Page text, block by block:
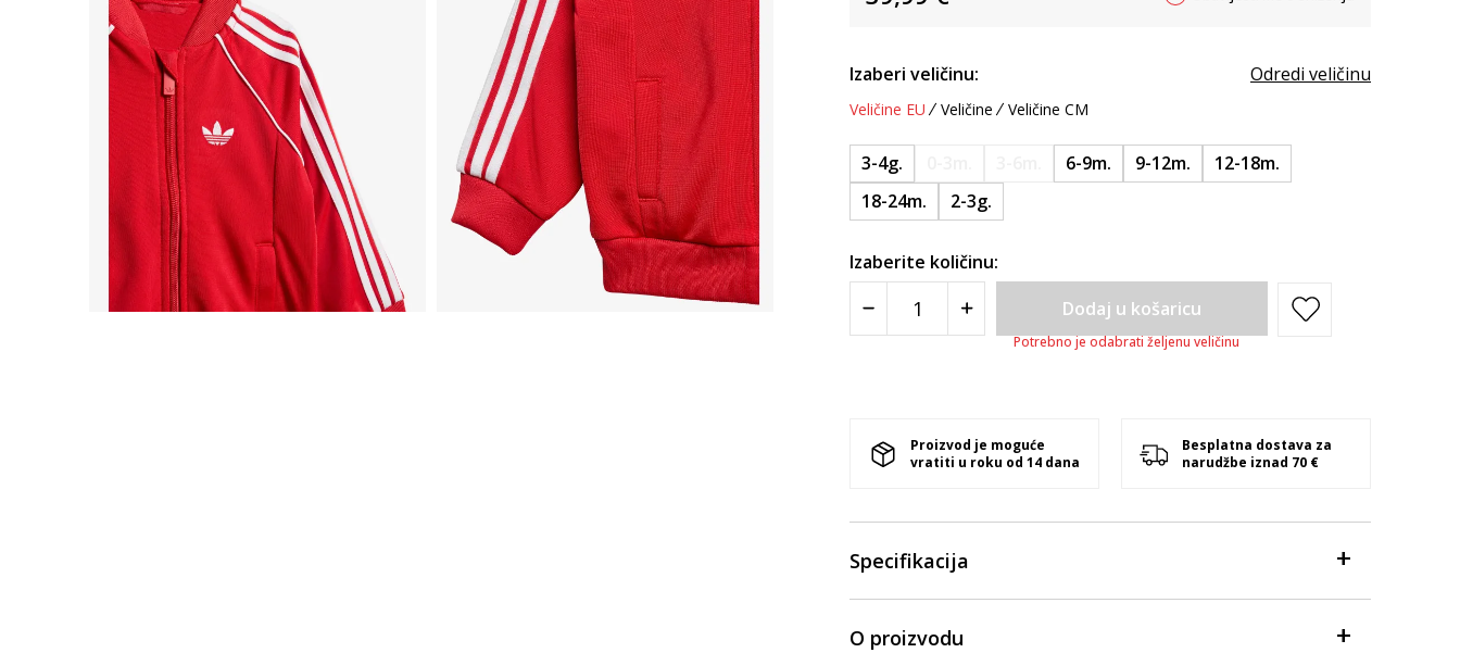
Izaberi veličinu: Odredi veličinu
Veličine EU Veličine Veličine CM
3-4g. 6-9m. 9-12m.
12-18m.
18-24m.
2-3g.
Izaberite količinu:
Dodaj u košaricu
Potrebno je odabrati željenu veličinu
Proizvod je moguće
vratiti u roku od 14 dana
Besplatna dostava za
narudžbe iznad 70 €
Specifikacija
O proizvodu